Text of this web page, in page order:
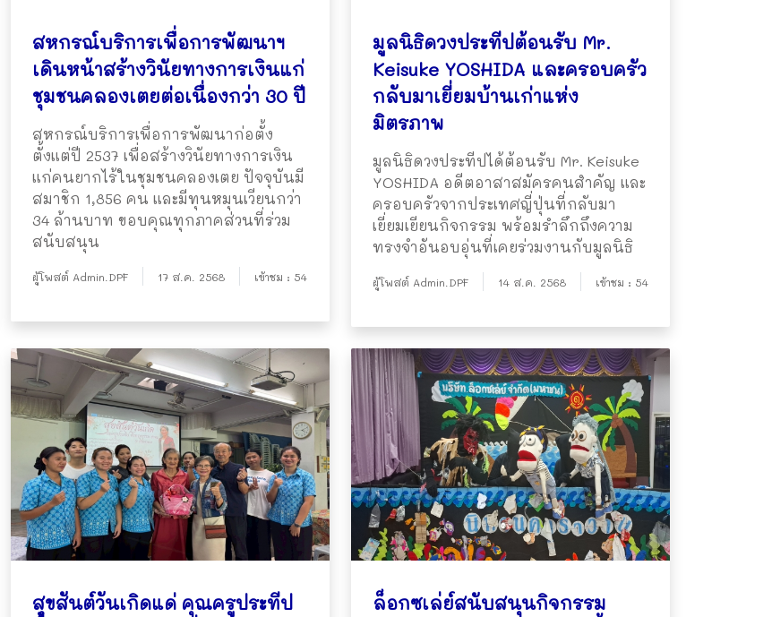
สหกรณ์บริการเพื่อการพัฒนาฯ
เดินหน้าสร้างวินัยทางการเงินแก่
ชุมชนคลองเตยต่อเนื่องกว่า 30 ปี
สหกรณ์บริการเพื่อการพัฒนาก่อตั้ง
ตั้งแต่ปี 2537 เพื่อสร้างวินัยทางการเงิน
แก่คนยากไร้ในชุมชนคลองเตย ปัจจุบันมี
สมาชิก 1,856 คน และมีทุนหมุนเวียนกว่า
34 ล้านบาท ขอบคุณทุกภาคส่วนที่ร่วม
สนับสนุน
ผู้โพสต์ Admin.DPF 17 ส.ค. 2568 เข้าชม : 54
มูลนิธิดวงประทีปต้อนรับ Mr.
Keisuke YOSHIDA และครอบครัว
กลับมาเยี่ยมบ้านเก่าแห่ง
มิตรภาพ
มูลนิธิดวงประทีปได้ต้อนรับ Mr. Keisuke
YOSHIDA อดีตอาสาสมัครคนสำคัญ และ
ครอบครัวจากประเทศญี่ปุ่นที่กลับมา
เยี่ยมเยียนกิจกรรม พร้อมรำลึกถึงความ
ทรงจำอันอบอุ่นที่เคยร่วมงานกับมูลนิธิ
ผู้โพสต์ Admin.DPF 14 ส.ค. 2568 เข้าชม : 54
สุขสันต์วันเกิดแด่ คุณครูประทีป
ล็อกซเล่ย์สนับสนุนกิจกรรม